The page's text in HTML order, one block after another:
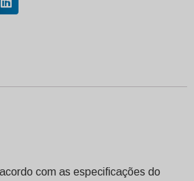
com as especificações do